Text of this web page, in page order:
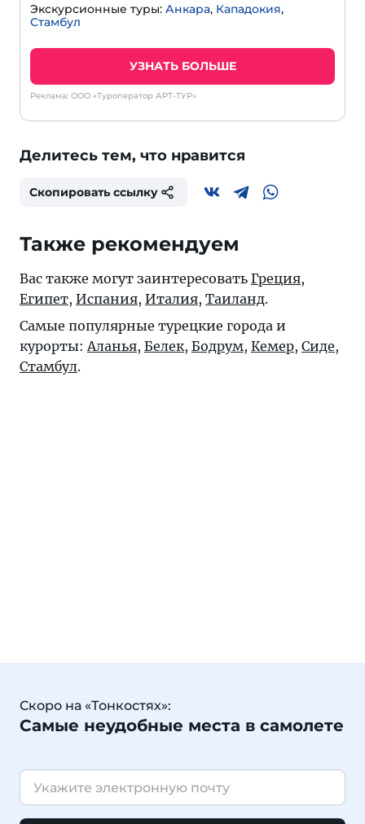
Экскурсионные туры: Анкара, Кападокия,
Стамбул
УЗНАТЬ БОЛЬШЕ
Реклама: ООО «Туроператор АРТ-ТУР»
Делитесь тем, что нравится
Скопировать ссылку
Также рекомендуем
Вас также могут заинтересовать Греция,
Египет, Испания, Италия, Таиланд.
Самые популярные турецкие города и
курорты:Аланья, Белек, Бодрум, Кемер, Сиде,
Стамбул.
Скоро на «Тонкостях»:
Самые неудобные места в самолете